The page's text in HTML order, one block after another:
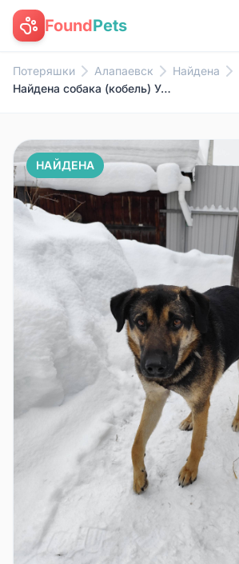
FoundPets
Потеряшки Алапаевск Найдена
Найдена собака (кобель) Умный,...
НАЙДЕНА